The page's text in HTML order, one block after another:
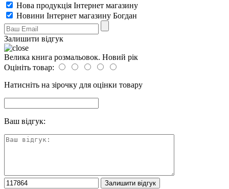
Нова продукція Інтернет магазину
Новини Інтернет магазину Богдан
Залишити відгук
Велика книга розмальовок. Новий рік
Оцініть товар:
Натисніть на зірочку для оцінки товару
Ваш відгук: